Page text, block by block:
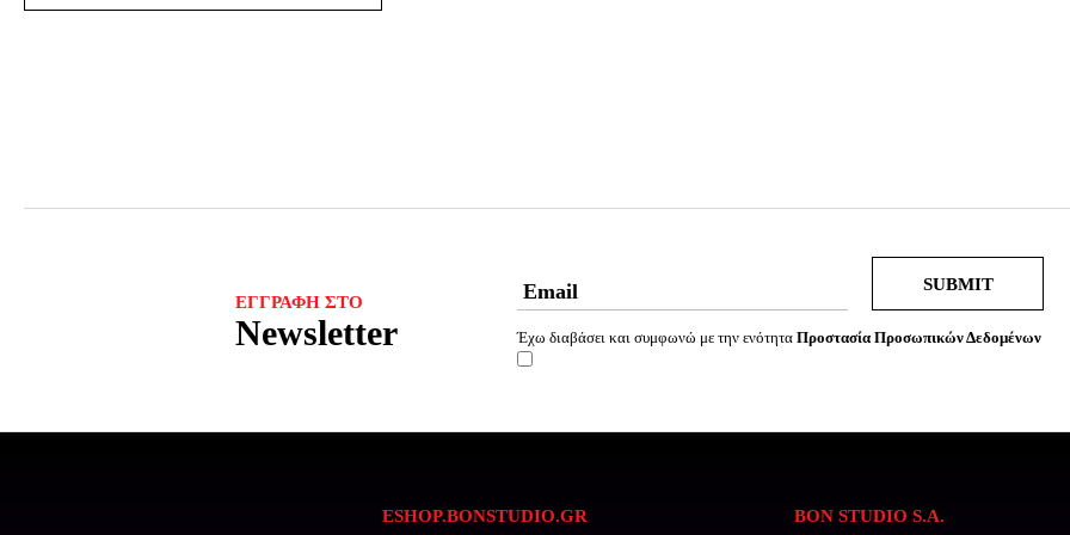
ΕΓΓΡΑΦΉ ΣΤΟ
Newsletter
SUBMIT
Έχω διαβάσει και συμφωνώ με την ενότητα Προστασία Προσωπικών Δεδομένων
ESHOP.BONSTUDIO.GR BON STUDIO S.A.